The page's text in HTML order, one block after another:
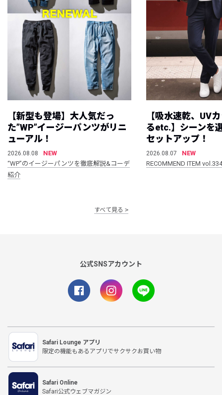
【新型も登場】大人気だっ
た”WP”イージーパンツがリニ
ューアル！
2026.08.08
NEW
“WP”のイージーパンツを徹底解説&コーデ
紹介
【吸水速乾、UV
るetc.】シーンを
セットアップ！
2026.08.07
NEW
RECOMMEND ITEM vol.334
すべて見る
公式SNSアカウント
Safari Lounge アプリ
限定の機能もあるアプリでサクサクお買い物
Safari Online
Safari公式ウェブマガジン